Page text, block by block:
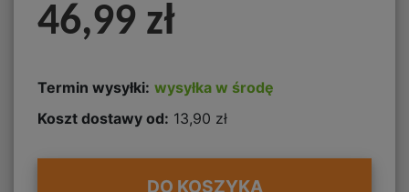
46,99 zł
Termin wysyłki: wysyłka w środę
Koszt dostawy od: 13,90 zł
DO KOSZYKA